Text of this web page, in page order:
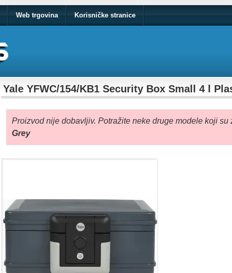
Web trgovina Korisničke stranice
Yale YFWC/154/KB1 Security Box Small 4 l
Proizvod nije dobavljiv. Potražite neke druge modele koji su
Grey